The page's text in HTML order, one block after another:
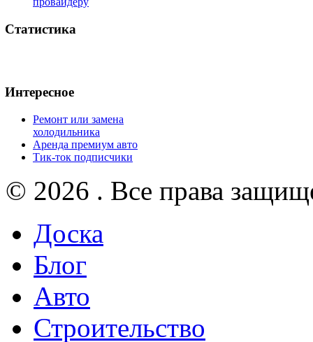
Статистика
Интересное
Ремонт или замена
холодильника
Аренда премиум авто
Тик-ток подписчики
© 2026 . Все права
Доска
Блог
Авто
Строительство